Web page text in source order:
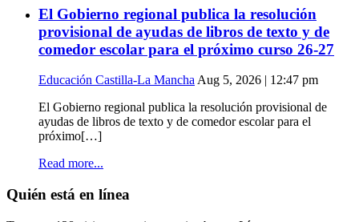
El Gobierno regional publica la resolución
provisional de ayudas de libros de texto y de
comedor escolar para el próximo curso 26-27
Educación Castilla-La ManchaAug 5, 2026 | 12:47 pm
El Gobierno regional publica la resolución provisional de
ayudas de libros de texto y de comedor escolar para el
próximo[…]
Read more...
Quién está en línea